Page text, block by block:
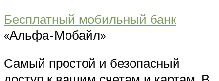
Бесплатный мобильный банк
«Альфа-Мобайл»
Самый простой и безопасный